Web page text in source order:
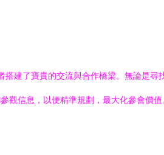
建了寶貴的交流與合作橋梁。無論是尋
觀信息，以便精準規劃，最大化參會價值